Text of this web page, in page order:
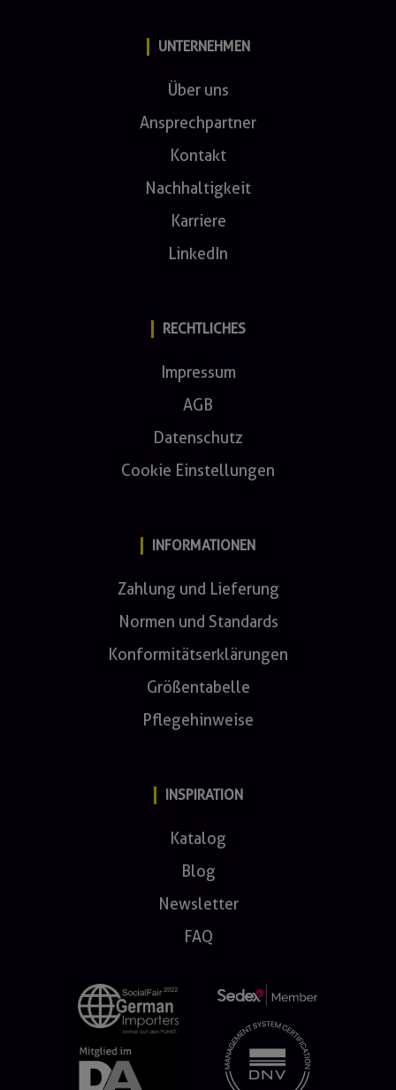
UNTERNEHMEN
Über uns
Ansprechpartner
Kontakt
Nachhaltigkeit
Karriere
LinkedIn
RECHTLICHES
Impressum
AGB
Datenschutz
Cookie Einstellungen
INFORMATIONEN
Zahlung und Lieferung
Normen und Standards
Konformitätserklärungen
Größentabelle
Pflegehinweise
INSPIRATION
Katalog
Blog
Newsletter
FAQ